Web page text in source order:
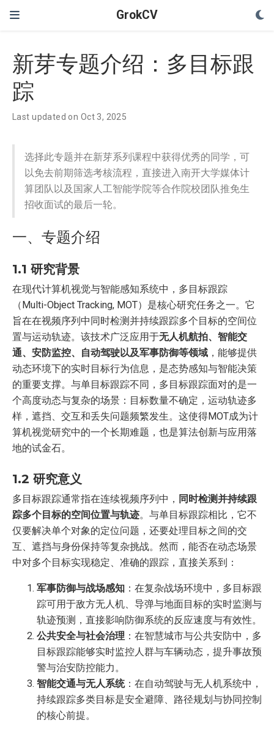
GrokCV
新芽专题介绍：多目标跟
踪
Last updated on Oct 3, 2025
选择此专题并在新芽系列课程中获得优秀的同学，可
以免去前期筛选考核流程，直接进入南开大学媒体计
算团队以及国家人工智能学院等合作院校团队推免生
招收面试的最后一轮。
一、专题介绍
1.1 研究背景
在现代计算机视觉与智能感知系统中，多目标跟踪
（Multi-Object Tracking, MOT）是核心研究任务之一。它
旨在在视频序列中同时检测并持续跟踪多个目标的空间位
置与运动轨迹。该技术广泛应用于无人机航拍、智能交
通、安防监控、自动驾驶以及军事防御等领域 ，能够提供
动态环境下的实时目标行为信息，是态势感知与智能决策
的重要支撑。与单目标跟踪不同，多目标跟踪面对的是一
个高度动态与复杂的场景：目标数量不确定，运动轨迹多
样，遮挡、交互和丢失问题频繁发生。这使得MOT成为计
算机视觉研究中的一个长期难题，也是算法创新与应用落
地的试金石。
1.2 研究意义
多目标跟踪通常指在连续视频序列中， 同时检测并持续跟
踪多个目标的空间位置与轨迹。与单目标跟踪相比，它不
仅要解决单个对象的定位问题，还要处理目标之间的交
互、遮挡与身份保持等复杂挑战。然而，能否在动态场景
中对多个目标实现稳定、准确的跟踪，直接关系到：
军事防御与战场感知 ：在复杂战场环境中，多目标跟
踪可用于敌方无人机、导弹与地面目标的实时监测与
轨迹预测，直接影响防御系统的反应速度与有效性。
公共安全与社会治理 ：在智慧城市与公共安防中，多
目标跟踪能够实时监控人群与车辆动态，提升事故预
警与治安防控能力。
智能交通与无人系统：在自动驾驶与无人机系统中，
持续跟踪多类目标是安全避障、路径规划与协同控制
的核心前提。